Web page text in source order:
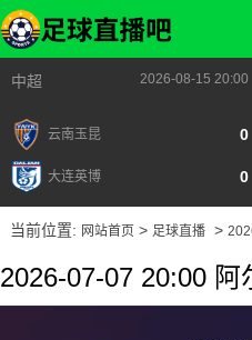
中超 2026-08-15 20:00
云南玉昆 0
大连英博 0
当前位置: 网站首页> 足球直播>
2026-07-07 20:00